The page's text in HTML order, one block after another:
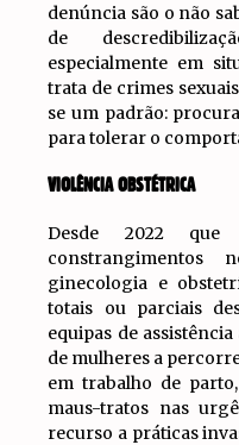
denúncia são o não
de
especialmente em
trata de crimes
se um padrão:
para tolerar o
VIOLÊNCIA OBSTÉTRICA
Desde 2022
constrangimentos
ginecologia e
totais ou parciais
equipas de
de mulheres a
em trabalho de
maus-tratos nas
recurso a práticas